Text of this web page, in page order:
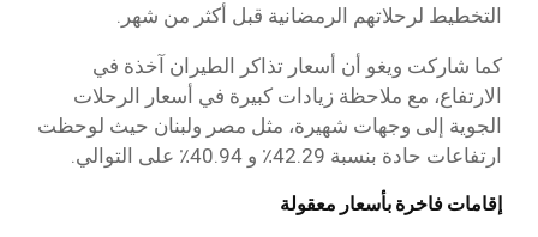
التخطيط لرحلاتهم الرمضانية قبل أكثر من شهر.
كما شاركت ويغو أن أسعار تذاكر الطيران آخذة في
الارتفاع، مع ملاحظة زيادات كبيرة في أسعار الرحلات
الجوية إلى وجهات شهيرة، مثل مصر ولبنان حيث لوحظت
ارتفاعات حادة بنسبة 42.29٪ و 40.94٪ على التوالي.
إقامات فاخرة بأسعار معقولة